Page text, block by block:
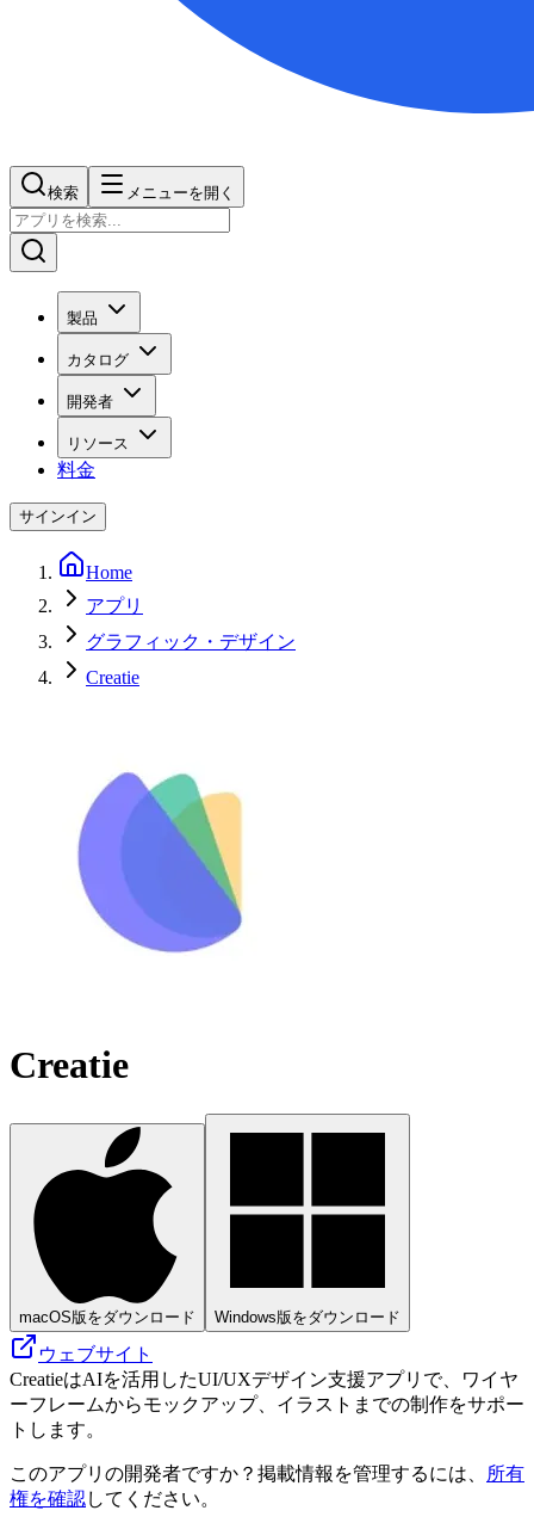
検索 メニューを開く
製品
カタログ
開発者
リソース
料金
サインイン
Home
アプリ
グラフィック・デザイン
Creatie
Creatie
macOS版をダウンロード Windows版をダウンロード
ウェブサイト
CreatieはAIを活用したUI/UXデザイン支援アプリで、ワイヤ
ーフレームからモックアップ、イラストまでの制作をサポー
トします。
このアプリの開発者ですか？掲載情報を管理するには、
所有
権を確認してください。